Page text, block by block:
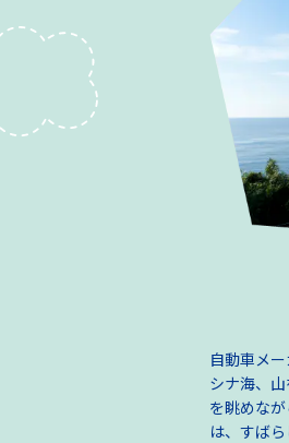
自動車メ
シナ海、
を眺めな
は、すば